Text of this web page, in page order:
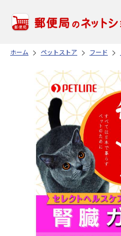
ホーム ペットストア フード